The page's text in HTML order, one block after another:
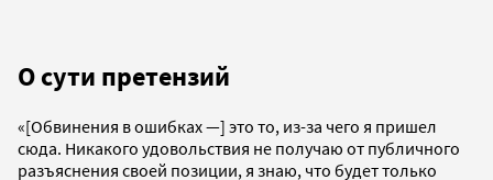
О сути претензий
«[Обвинения в ошибках —] это то, из-за чего я пришел
сюда. Никакого удовольствия не получаю от публичного
разъяснения своей позиции, я знаю, что будет только